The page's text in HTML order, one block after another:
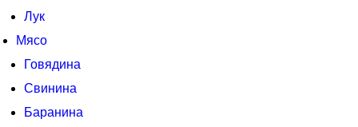
Лук
Мясо
Говядина
Свинина
Баранина